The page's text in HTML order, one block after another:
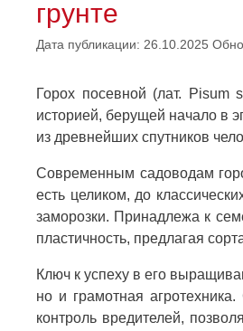
грунте
Дата публикации: 26.10.2025
Горох посевной (лат. Pisum
историей, берущей начало в
из древнейших спутников
Современным садоводам
есть целиком, до
заморозки. Принадлежа к
пластичность, предлагая
Ключ к успеху в его
но и грамотная
контроль вредителей,